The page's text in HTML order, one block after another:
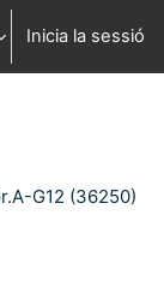
de la cerca
Inicia la sessió
G12 (36250)